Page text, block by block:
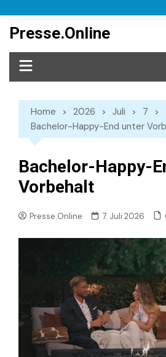
content
Presse.Online
Home 2026 Juli
7
Bachelor-Happy-End unter
Bachelor-Happy-
Vorbehalt
Presse.Online 7. Juli 2026